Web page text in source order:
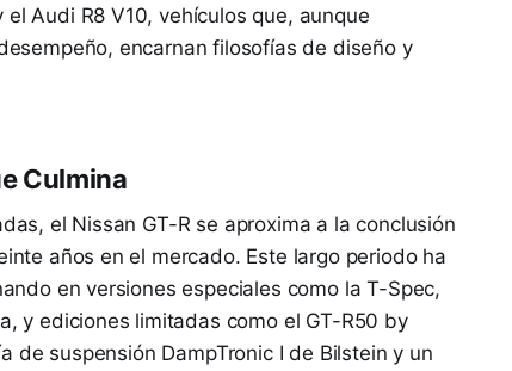
Audi R8 V10, vehículos que, aunque
encarnan filosofías de diseño y
Culmina
el Nissan GT-R se aproxima a la conclusión
años en el mercado. Este largo periodo ha
en versiones especiales como la T-Spec,
y ediciones limitadas como el GT-R50 by
de suspensión DampTronic I de Bilstein y un